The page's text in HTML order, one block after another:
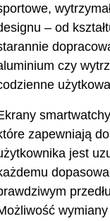
– od
czy
zapewniają
jest